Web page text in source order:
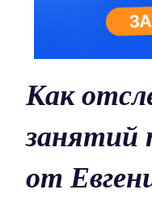
Как
занятий
от